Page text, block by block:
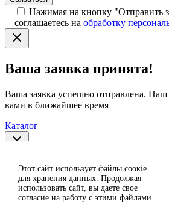
Нажимая на кнопку "Отправить
соглашаетесь на обработку
Ваша заявка принята!
Ваша заявка успешно отправлена. Наш
вами в ближайшее время
Каталог
Спасибо за отзыв!
Ваш отзыв отправлен на модерацию и
Этот сайт использует файлы сoокіе
для хранения данных. Продолжая
использовать сайт, вы даете свое
согласие на работу с этими файлами.